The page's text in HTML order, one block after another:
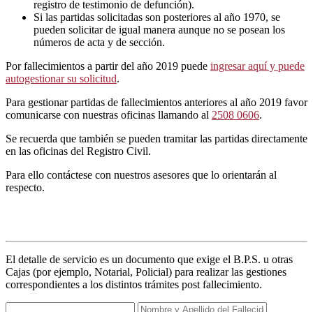
registro de testimonio de defunción).
Si las partidas solicitadas son posteriores al año 1970, se
pueden solicitar de igual manera aunque no se posean los
números de acta y de sección.
Por fallecimientos a partir del año 2019 puede ingresar aquí y puede
autogestionar su solicitud.
Para gestionar partidas de fallecimientos anteriores al año 2019 favor
comunicarse con nuestras oficinas llamando al 2508 0606.
Se recuerda que también se pueden tramitar las partidas directamente
en las oficinas del Registro Civil.
Para ello contáctese con nuestros asesores que lo orientarán al
respecto.
El detalle de servicio es un documento que exige el B.P.S. u otras
Cajas (por ejemplo, Notarial, Policial) para realizar las gestiones
correspondientes a los distintos trámites post fallecimiento.